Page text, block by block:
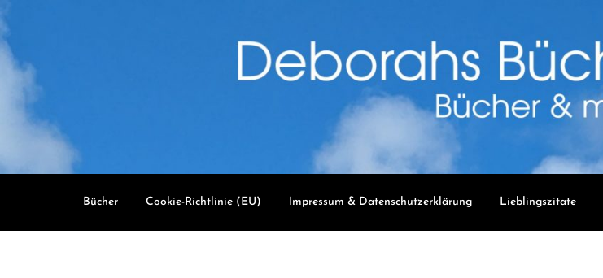
content
Bücher Cookie-Richtlinie (EU) Impressum & Datenschutzerklärung Lieblingszitate